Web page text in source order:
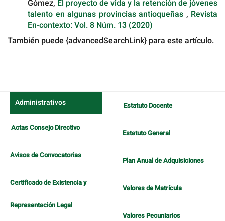
Gómez, El proyecto de vida y la retención de jóvenes
talento en algunas provincias antioqueñas , Revista
En-contexto: Vol. 8 Núm. 13 (2020)
También puede {advancedSearchLink} para este artículo.
Administrativos
Actas Consejo Directivo
Avisos de Convocatorias
Certificado de Existencia y
Representación Legal
Estatuto Docente
Estatuto General
Plan Anual de Adquisiciones
Valores de Matrícula
Valores Pecuniarios